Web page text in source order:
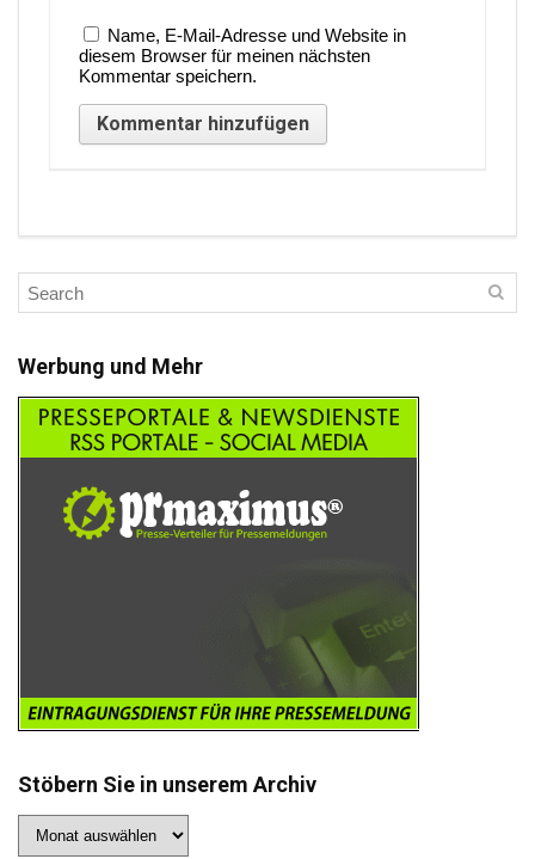
Name, E-Mail-Adresse und Website in
diesem Browser für meinen nächsten
Kommentar speichern.
Werbung und Mehr
Stöbern Sie in unserem Archiv
Sie